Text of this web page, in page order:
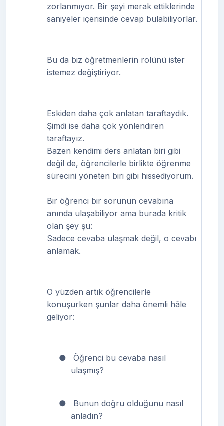
zorlanmıyor. Bir şeyi merak ettiklerinde
saniyeler içerisinde cevap bulabiliyorlar.
Bu da biz öğretmenlerin rolünü ister
istemez değiştiriyor.
Eskiden daha çok anlatan taraftaydık.
Şimdi ise daha çok yönlendiren
taraftayız.
Bazen kendimi ders anlatan biri gibi
değil de, öğrencilerle birlikte öğrenme
sürecini yöneten biri gibi hissediyorum.
Bir öğrenci bir sorunun cevabına
anında ulaşabiliyor ama burada kritik
olan şey şu:
Sadece cevaba ulaşmak değil, o cevabı
anlamak.
O yüzden artık öğrencilerle
konuşurken şunlar daha önemli hâle
geliyor:
●
Öğrenci bu cevaba nasıl
ulaşmış?
●
Bunun doğru olduğunu nasıl
anladın?